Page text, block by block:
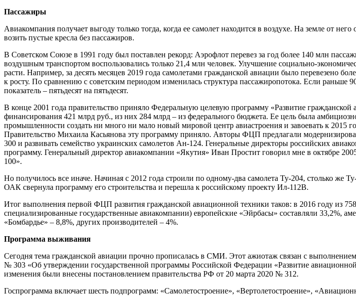
Пассажиры
Авиакомпания получает выгоду только тогда, когда ее самолет находится в воздухе. На земле от
возить пустые кресла без пассажиров.
В Советском Союзе в 1991 году был поставлен рекорд: Аэрофлот перевез за год более 140 млн
воздушным транспортом воспользовались только 21,4 млн человек. Улучшение социально-
расти. Например, за десять месяцев 2019 года самолетами гражданской авиации было перевезено
к росту. По сравнению с советским периодом изменилась структура пассажиропотока. Если
показатель – пятьдесят на пятьдесят.
В конце 2001 года правительство приняло Федеральную целевую программу «Развитие
финансирования 421 млрд руб., из них 284 млрд – из федерального бюджета. Ее цель была
промышленности создать ни много ни мало новый мировой центр авиастроения и завоевать к 2015
Правительство Михаила Касьянова эту программу приняло. Авторы ФЦП предлагали
300 и развивать семейство украинских самолетов Ан-124. Генеральные директоры российских
программу. Генеральный директор авиакомпании «Якутия» Иван Простит говорил мне в октябре
100».
Но получилось все иначе. Начиная с 2012 года строили по одному-два самолета Ту-204, столько же
ОАК свернула программу его строительства и перешла к российскому проекту Ил-112В.
Итог выполнения первой ФЦП развития гражданской авиационной техники таков: в 2016 году из
специализированные государственные авиакомпании) европейские «Эйрбасы» составляли 33,2%,
«Бомбардье» – 8,8%, других производителей – 4%.
Программа выживания
Сегодня тема гражданской авиации прочно прописалась в СМИ. Этот ажиотаж связан с
№ 303 «Об утверждении государственной программы Российской Федерации «Развитие
изменения были внесены постановлением правительства РФ от 20 марта 2020 № 312.
Госпрограмма включает шесть подпрограмм: «Самолетостроение», «Вертолетостроение»,